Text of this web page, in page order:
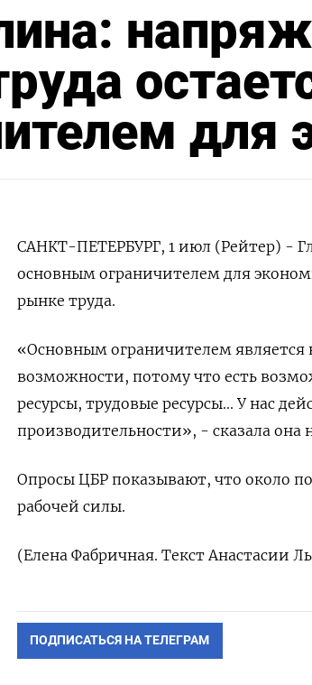
для
САНКТ-ПЕТЕРБУРГ, 1 июл (Рейтер) -
основным ограничителем для
рынке ​труда.
«Основным ⁠ограничителем ‌является
возможности, ​потому что есть
ресурсы, ​трудовые ​ресурсы... ‌У нас
производительности», - сказала
Опросы ЦБР показывают, что ​около
рабочей ‌силы.
(Елена Фабричная. Текст ​Анастасии
ПОДПИСАТЬСЯ НА ТЕЛЕГРАМ